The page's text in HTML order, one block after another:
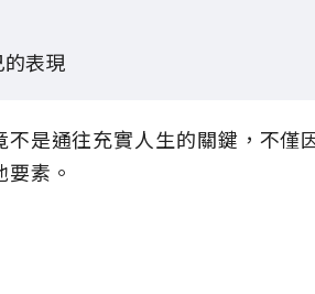
表現
是通往充實人生的關鍵，不僅
素。